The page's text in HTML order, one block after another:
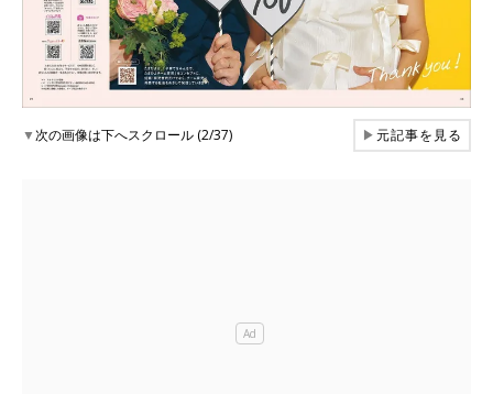
▼次の画像は下へスクロール (2/37) ▶元記事を見る